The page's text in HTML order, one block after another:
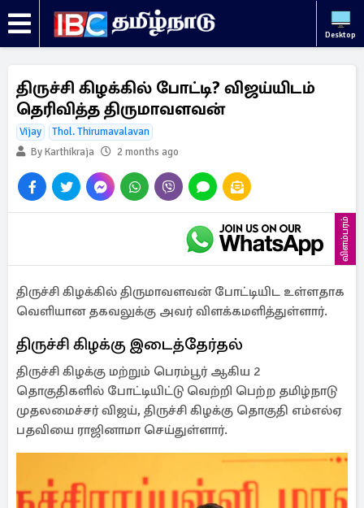
Desktop
திருச்சி கிழக்கில் போட்டி? விஜய்யிடம்
தெரிவித்த திருமாவளவன்
Vijay
Thol. Thirumavalavan
By Karthikraja
2 months ago
விளம்பரம்
திருச்சி கிழக்கில் திருமாவளவன் போட்டியிட உள்ளதாக
வெளியான தகவலுக்கு அவர் விளக்கமளித்துள்ளார்.
திருச்சி கிழக்கு இடைத்தேர்தல்
திருச்சி கிழக்கு மற்றும் பெரம்பூர் ஆகிய 2
தொகுதிகளில் போட்டியிட்டு வெற்றி பெற்ற தமிழ்நாடு
முதலமைச்சர் விஜய், திருச்சி கிழக்கு தொகுதி எம்எல்ஏ
பதவியை ராஜினாமா செய்துள்ளார்.